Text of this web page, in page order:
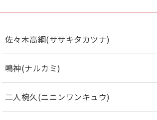
佐々木高綱(ササキタカツナ)
鳴神(ナルカミ)
二人椀久(ニニンワンキュウ)